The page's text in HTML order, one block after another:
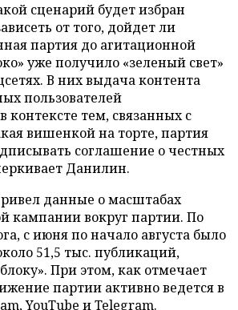
сценарий будет избран
от того, дойдет ли
партия до агитационной
уже получило «зеленый свет»
В них выдача контента
пользователей
контексте тем, связанных с
вишенкой на торте, партия
соглашение о честных
Данилин.
данные о масштабах
кампании вокруг партии. По
с июня по начало августа было
51,5 тыс. публикаций,
При этом, как отмечает
партии активно ведется в
YouTube и Telegram.